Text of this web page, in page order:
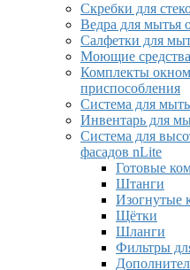
Скребки для
Ведра для мытья
Салфетки для
Моющие
Комплекты
приспособления
Система для
Инвентарь для
Система для
фасадов nLite
Готовые
Штанги
Изогнутые
Щётки
Шланги
Фильтры